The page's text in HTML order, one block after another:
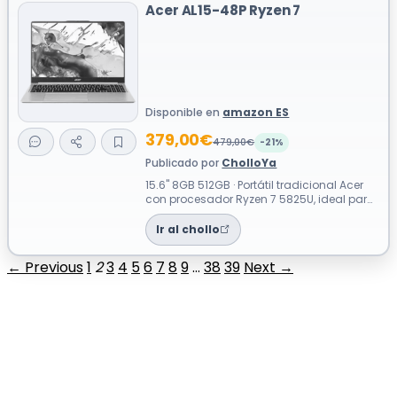
Acer AL15-48P Ryzen 7
Disponible en amazon ES
379,00€479,00€ -21%
Publicado por CholloYa
15.6" 8GB 512GB · Portátil tradicional Acer
con procesador Ryzen 7 5825U, ideal para
tareas cotidianas y productivida...
Ir al chollo
← Previous1 23 4 56 7 89… 3839 Next →